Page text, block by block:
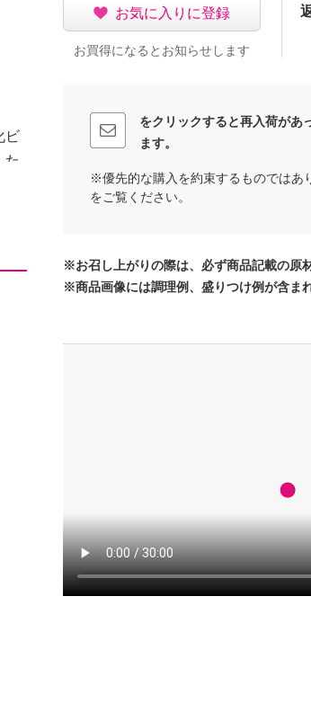
ビ
た
お気に入りに登録
お買得になるとお知らせします
をクリックすると再入荷があ
ます。
※優先的な購入を約束するものではあ
をご覧ください。
※お召し上がりの際は、必ず商品記載の原
※商品画像には調理例、盛りつけ例が含まれ